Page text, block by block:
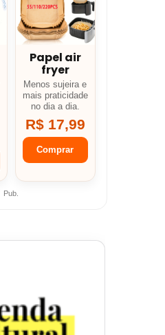
Papel air
fryer
Menos sujeira e
mais praticidade
no dia a dia.
R$ 17,99
Comprar
Pub.